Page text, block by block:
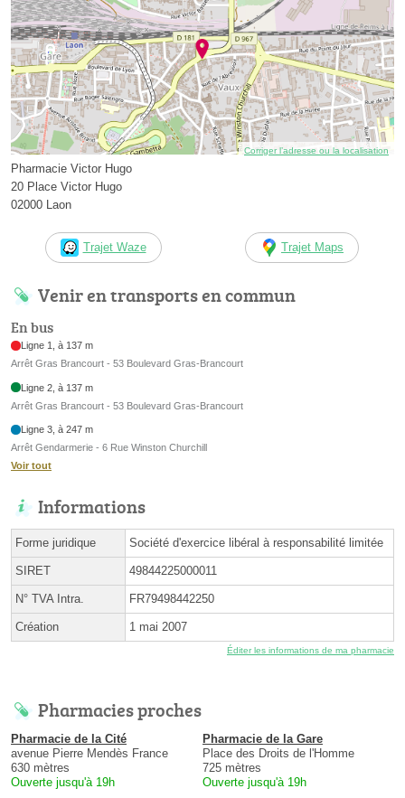
Corriger l’adresse ou la localisation
Pharmacie Victor Hugo
20 Place Victor Hugo
02000 Laon
Trajet Waze Trajet Maps
Venir en transports en commun
En bus
Ligne 1, à 137 m
Arrêt Gras Brancourt - 53 Boulevard Gras-Brancourt
Ligne 2, à 137 m
Arrêt Gras Brancourt - 53 Boulevard Gras-Brancourt
Ligne 3, à 247 m
Arrêt Gendarmerie - 6 Rue Winston Churchill
Voir tout
Informations
Forme juridique Société d'exercice libéral à responsabilité limitée
SIRET 49844225000011
N° TVA Intra. FR79498442250
Création 1 mai 2007
Éditer les informations de ma pharmacie
Pharmacies proches
Pharmacie de la Cité
avenue Pierre Mendès France
630 mètres
Ouverte jusqu'à 19h
Pharmacie de la Gare
Place des Droits de l'Homme
725 mètres
Ouverte jusqu'à 19h